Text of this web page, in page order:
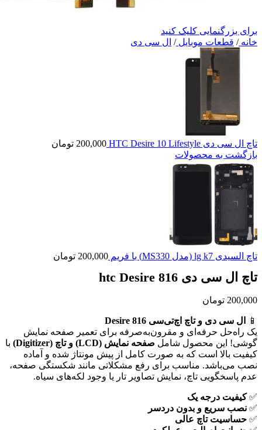
برای بزرگنمایی کلیک کنید
خانه/ قطعات موبایل/ ال سی دی
تاچ ال سی دی HTC Desire 10 Lifestyle 200,000 تومان
بازگشت به محصولات
تاچ السیدی lg k7 (مدل MS330) با فریم 200,000 تومان
تاچ ال سی دی htc Desire 816
200,000 تومان
📱
ال سی دی و تاچ اچ‌تی‌سی Desire 816
یک راه‌حل حرفه‌ای و مقرون‌به‌صرفه برای تعمیر صفحه نمایش
گوشی! این محصول شامل صفحه نمایش (LCD) و تاچ (Digitizer)
با
کیفیت بالا است که به صورت کامل از پیش مونتاژ شده و آماده
نصب می‌باشد. مناسب برای رفع مشکلاتی مانند شکستگی صفحه،
عدم پاسخگویی تاچ، نمایش تصاویر تار یا وجود لکه‌های سیاه.
✅کیفیت درجه یک
✅ نصب سریع و بدون دردسر
✅ حساسیت تاچ عالی